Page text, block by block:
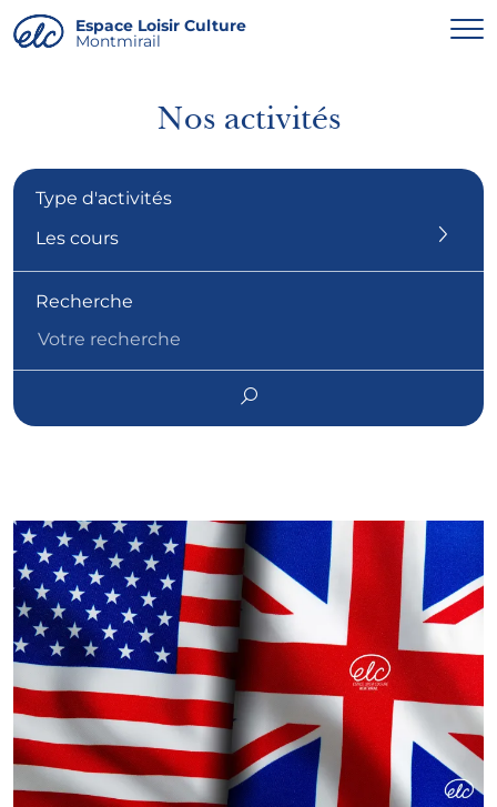
Espace Loisir Culture
Montmirail
Nos activités
Type d'activités
Les cours
Recherche
Panneau de gestion des cookies